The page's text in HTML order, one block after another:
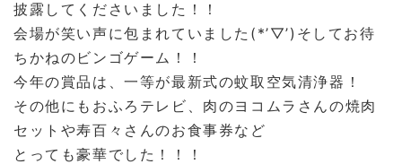
披露してくださいました！！
会場が笑い声に包まれていました(*’▽’)そしてお待
ちかねのビンゴゲーム！！
今年の賞品は、一等が最新式の蚊取空気清浄器！
その他にもおふろテレビ、肉のヨコムラさんの焼肉
セットや寿百々さんのお食事券など
とっても豪華でした！！！